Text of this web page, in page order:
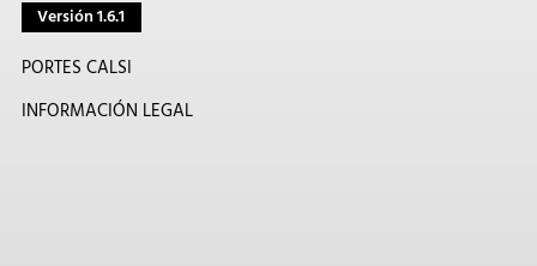
Versión 1.6.1
PORTES CALSI
INFORMACIÓN LEGAL